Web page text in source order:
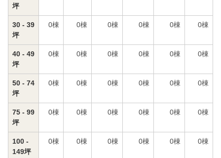
坪
30 - 39
坪
0棟 0棟 0棟 0棟 0棟 0棟
40 - 49
坪
0棟 0棟 0棟 0棟 0棟 0棟
50 - 74
坪
0棟 0棟 0棟 0棟 0棟 0棟
75 - 99
坪
0棟 0棟 0棟 0棟 0棟 0棟
100 -
149坪
0棟 0棟 0棟 0棟 0棟 0棟